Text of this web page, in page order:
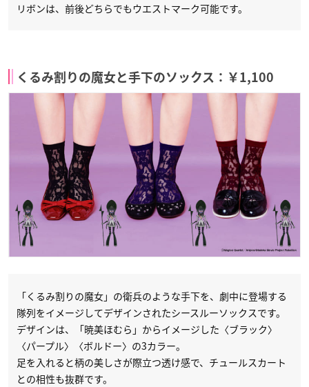
リボンは、前後どちらでもウエストマーク可能です。
くるみ割りの魔女と手下のソックス：￥1,100
「くるみ割りの魔女」の衛兵のような手下を、劇中に登場する
隊列をイメージしてデザインされたシースルーソックスです。
デザインは、「暁美ほむら」からイメージした〈ブラック〉
〈パープル〉〈ボルドー〉の3カラー。
足を入れると柄の美しさが際立つ透け感で、チュールスカート
との相性も抜群です。